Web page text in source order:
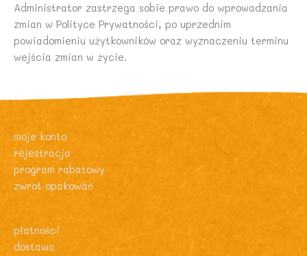
Administrator zastrzega sobie prawo do wprowadzania
zmian w Polityce Prywatności, po uprzednim
powiadomieniu użytkowników oraz wyznaczeniu terminu
wejścia zmian w życie.
moje konto
rejestracja
program rabatowy
zwrot opakowań
płatności
dostawa